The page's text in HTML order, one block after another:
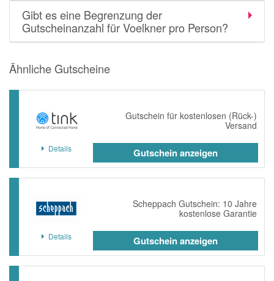
Gibt es eine Begrenzung der
Gutscheinanzahl für Voelkner pro Person?
Ähnliche Gutscheine
Gutschein für kostenlosen (Rück-)
Versand
Details Gutschein anzeigen
Scheppach Gutschein: 10 Jahre
kostenlose Garantie
Details Gutschein anzeigen